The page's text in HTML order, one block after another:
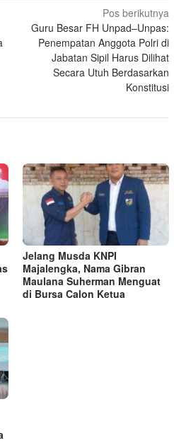
Pos berikutnya
Guru Besar FH Unpad–Unpas:
Penempatan Anggota Polri di
Jabatan Sipil Harus Dilihat
Secara Utuh Berdasarkan
Konstitusi
Jelang Musda KNPI
Majalengka, Nama Gibran
Maulana Suherman Menguat
di Bursa Calon Ketua